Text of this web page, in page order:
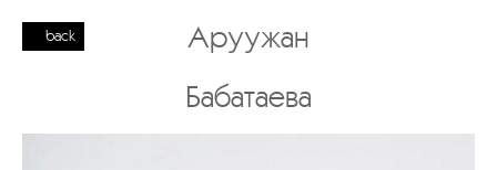
back
Аруужан
Бабатаева